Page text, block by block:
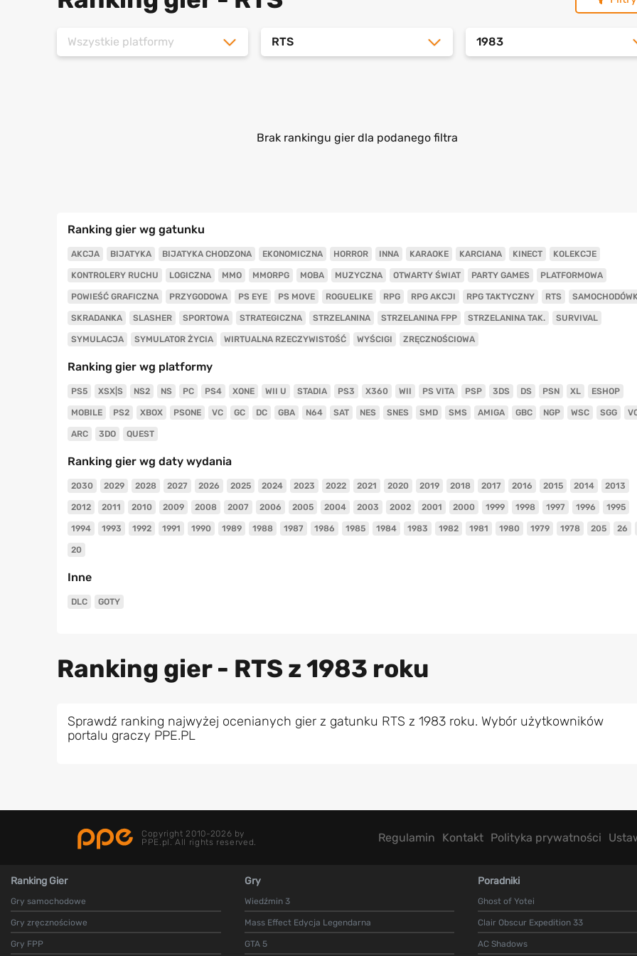
Wszystkie platformy RTS 1983
Brak rankingu gier dla podanego filtra
Ranking gier wg gatunku
AKCJA BIJATYKA BIJATYKA CHODZONA EKONOMICZNA HORROR INNA KARAOKE KARCIANA KINECT KOLEKCJE
KONTROLERY RUCHU LOGICZNA MMO MMORPG MOBA MUZYCZNA OTWARTY ŚWIAT PARTY GAMES PLATFORMOWA
POWIEŚĆ GRAFICZNA PRZYGODOWA PS EYE PS MOVE ROGUELIKE RPG RPG AKCJI RPG TAKTYCZNY RTS
SKRADANKA SLASHER SPORTOWA STRATEGICZNA STRZELANINA STRZELANINA FPP STRZELANINA TAK. SURVIVAL
SYMULACJA SYMULATOR ŻYCIA WIRTUALNA RZECZYWISTOŚĆ WYŚCIGI ZRĘCZNOŚCIOWA
Ranking gier wg platformy
PS5 XSX|S NS2 NS PC PS4 XONE WII U STADIA PS3 X360 WII PS VITA PSP 3DS DS PSN XL ESHOP
MOBILE PS2 XBOX PSONE VC GC DC GBA N64 SAT NES SNES SMD SMS AMIGA GBC NGP WSC SGG
ARC 3DO QUEST
Ranking gier wg daty wydania
2030 2029 2028 2027 2026 2025 2024 2023 2022 2021 2020 2019 2018 2017 2016 2015 2014 2013
2012 2011 2010 2009 2008 2007 2006 2005 2004 2003 2002 2001 2000 1999 1998 1997 1996 1995
1994 1993 1992 1991 1990 1989 1988 1987 1986 1985 1984 1983 1982 1981 1980 1979 1978 205 26
20
Inne
DLC GOTY
Ranking gier - RTS z 1983 roku
Sprawdź ranking najwyżej ocenianych gier z gatunku RTS z 1983 roku. Wybór użytkowników
portalu graczy PPE.PL
Copyright 2010-2026 by
PPE.pl. All rights reserved.
Regulamin Kontakt Polityka prywatności
Ranking Gier
Gry samochodowe
Gry zręcznościowe
Gry FPP
Gry
Wiedźmin 3
Mass Effect Edycja Legendarna
GTA 5
Poradniki
Ghost of Yotei
Clair Obscur Expedition 33
AC Shadows